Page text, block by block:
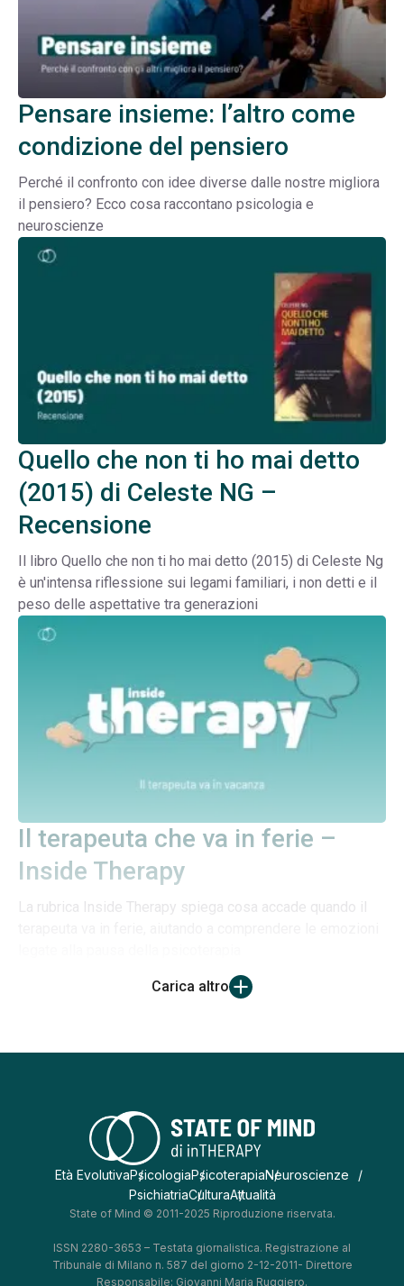
Pensare insieme: l’altro come
condizione del pensiero
Perché il confronto con idee diverse dalle nostre migliora
il pensiero? Ecco cosa raccontano psicologia e
neuroscienze
Quello che non ti ho mai detto
(2015) di Celeste NG –
Recensione
Il libro Quello che non ti ho mai detto (2015) di Celeste Ng
è un'intensa riflessione sui legami familiari, i non detti e il
peso delle aspettative tra generazioni
Il terapeuta che va in ferie –
Inside Therapy
La rubrica Inside Therapy spiega cosa accade quando il
Carica altro
Età EvolutivaPsicologiaPsicoterapiaNeuroscienze
PsichiatriaCulturaAttualità
State of Mind © 2011-2025 Riproduzione riservata.
ISSN 2280-3653 – Testata giornalistica. Registrazione al
Tribunale di Milano n. 587 del giorno 2-12-2011- Direttore
Responsabile: Giovanni Maria Ruggiero.